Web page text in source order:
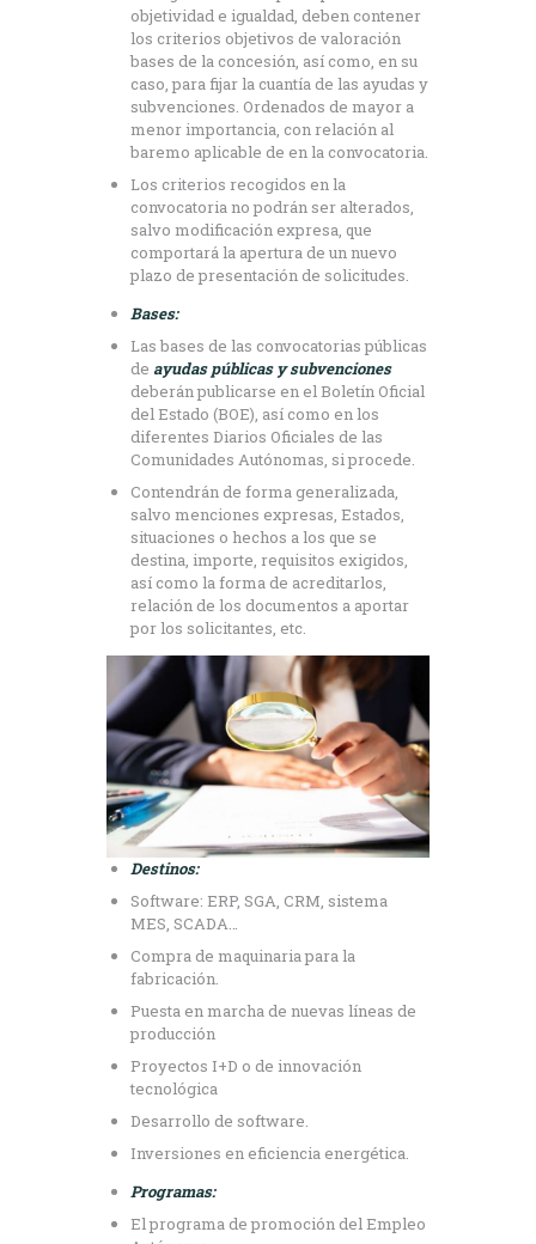
objetividad e igualdad, deben contener
los criterios objetivos de valoración
bases de la concesión, así como, en su
caso, para fijar la cuantía de las ayudas y
subvenciones. Ordenados de mayor a
menor importancia, con relación al
baremo aplicable de en la convocatoria.
Los criterios recogidos en la
convocatoria no podrán ser alterados,
salvo modificación expresa, que
comportará la apertura de un nuevo
plazo de presentación de solicitudes.
Bases:
Las bases de las convocatorias públicas
de ayudas públicas y subvenciones
deberán publicarse en el Boletín Oficial
del Estado (BOE), así como en los
diferentes Diarios Oficiales de las
Comunidades Autónomas, si procede.
Contendrán de forma generalizada,
salvo menciones expresas, Estados,
situaciones o hechos a los que se
destina, importe, requisitos exigidos,
así como la forma de acreditarlos,
relación de los documentos a aportar
por los solicitantes, etc.
Destinos:
Software: ERP, SGA, CRM, sistema
MES, SCADA…
Compra de maquinaria para la
fabricación.
Puesta en marcha de nuevas líneas de
producción
Proyectos I+D o de innovación
tecnológica
Desarrollo de software.
Inversiones en eficiencia energética.
Programas:
El programa de promoción del Empleo